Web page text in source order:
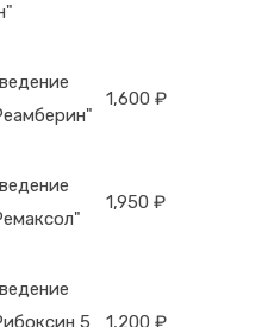
1,600 ₽
1,950 ₽
5
1,200 ₽